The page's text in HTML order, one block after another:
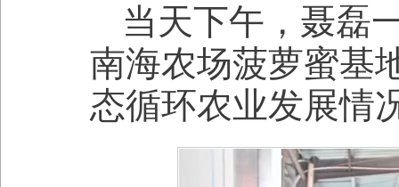
当天下午，聂磊
南海农场菠萝蜜基
态循环农业发展情